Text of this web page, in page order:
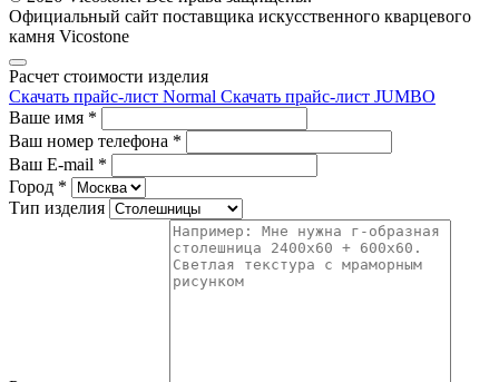
Официальный сайт поставщика искусственного кварцевого
камня Vicostone
Расчет стоимости изделия
Скачать прайс-лист Normal Скачать прайс-лист JUMBO
Ваше имя *
Ваш номер телефона *
Ваш E-mail *
Город *
Тип изделия